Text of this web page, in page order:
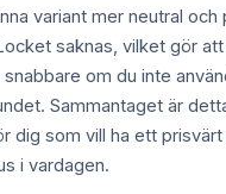
variant mer neutral och
saknas, vilket gör
om du inte
Sammantaget är
dig som vill ha ett prisvärt
i vardagen.